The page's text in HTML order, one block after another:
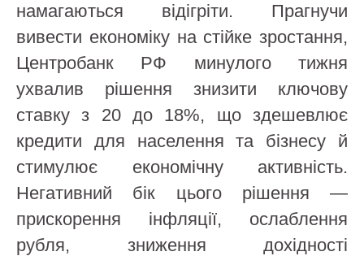
намагаються відігріти. Прагнучи
вивести економіку на стійке зростання,
Центробанк РФ минулого тижня
ухвалив рішення знизити ключову
ставку з 20 до 18%, що здешевлює
кредити для населення та бізнесу й
стимулює економічну активність.
Негативний бік цього рішення —
прискорення інфляції, ослаблення
рубля, зниження дохідності